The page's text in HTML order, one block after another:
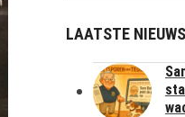
LAATSTE NIEUWS